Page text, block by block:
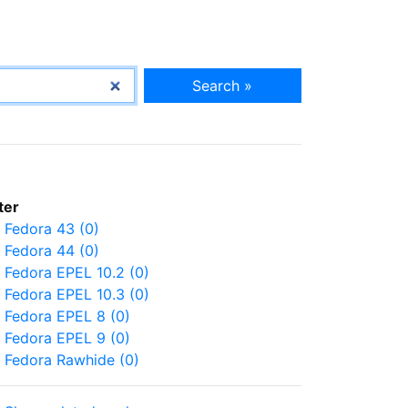
Search »
Fedora 43 (0)
Fedora 44 (0)
Fedora EPEL 10.2 (0)
Fedora EPEL 10.3 (0)
Fedora EPEL 8 (0)
Fedora EPEL 9 (0)
Fedora Rawhide (0)